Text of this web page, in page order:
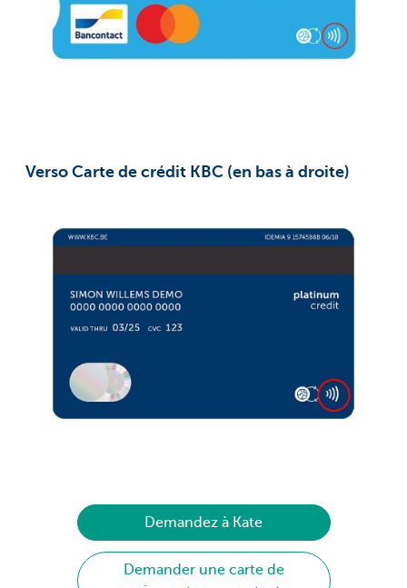
Verso Carte de crédit KBC (en bas à droite)
Demandez à Kate
Demander une carte de